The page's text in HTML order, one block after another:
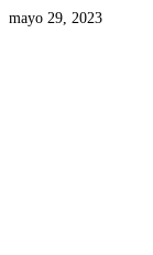
mayo 29, 2023